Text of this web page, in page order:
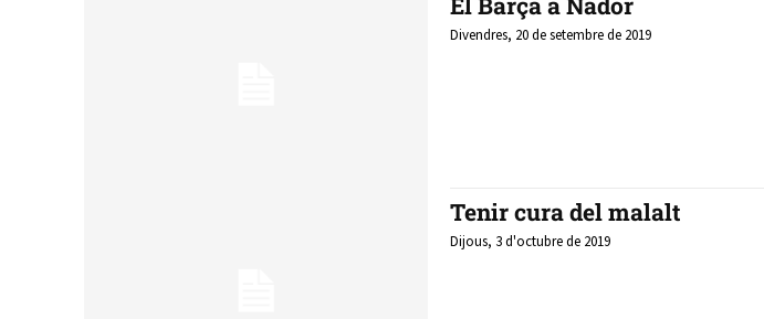
Divendres, 20 de setembre de 2019
Tenir cura del malalt
Dijous, 3 d'octubre de 2019